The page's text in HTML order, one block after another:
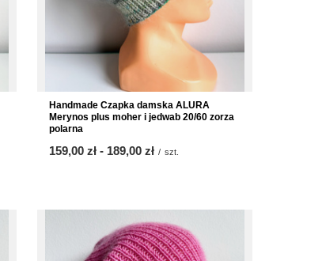
Handmade Czapka damska ALURA
Merynos plus moher i jedwab 20/60 zorza
polarna
ab
159,00 zł - bis
189,00 zł / szt.